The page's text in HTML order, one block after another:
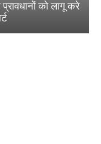
को लागू करे